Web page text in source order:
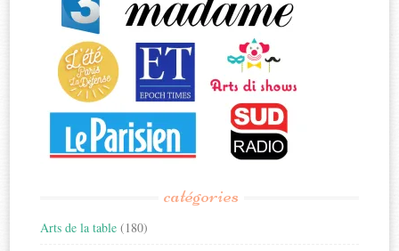
catégories
Arts de la table (180)